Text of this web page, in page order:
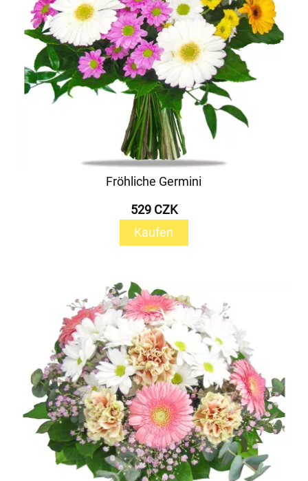
Fröhliche Germini
529 CZK
Kaufen